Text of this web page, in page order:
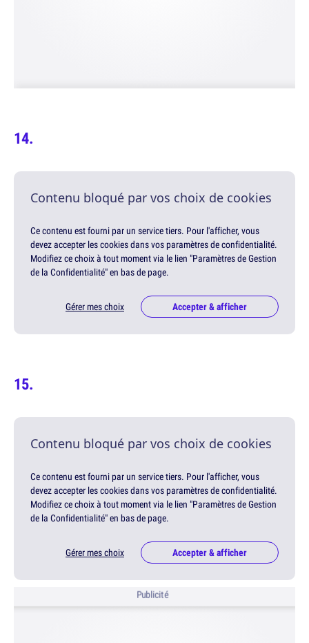
Contenu bloqué par vos choix de cookies
Ce contenu est fourni par un service tiers. Pour l'afficher, vous
devez accepter les cookies dans vos paramètres de confidentialité.
Modifiez ce choix à tout moment via le lien "Paramètres de Gestion
de la Confidentialité" en bas de page.
Gérer mes choix Accepter & afficher
Contenu bloqué par vos choix de cookies
Ce contenu est fourni par un service tiers. Pour l'afficher, vous
devez accepter les cookies dans vos paramètres de confidentialité.
Modifiez ce choix à tout moment via le lien "Paramètres de Gestion
de la Confidentialité" en bas de page.
Gérer mes choix Accepter & afficher
Publicité